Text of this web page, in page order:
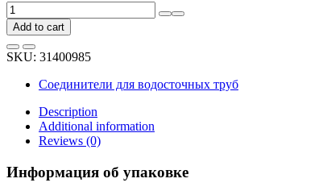
Муфта
желоба
BRYZA
150
мм,
белая
quantity
Add to cart
SKU: 31400985
Соединители для водосточных труб
Description
Additional information
Reviews (0)
Информация об упаковке